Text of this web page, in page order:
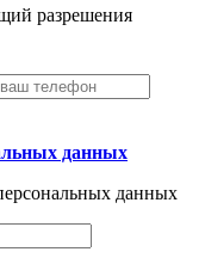
разрешения
данных
данных